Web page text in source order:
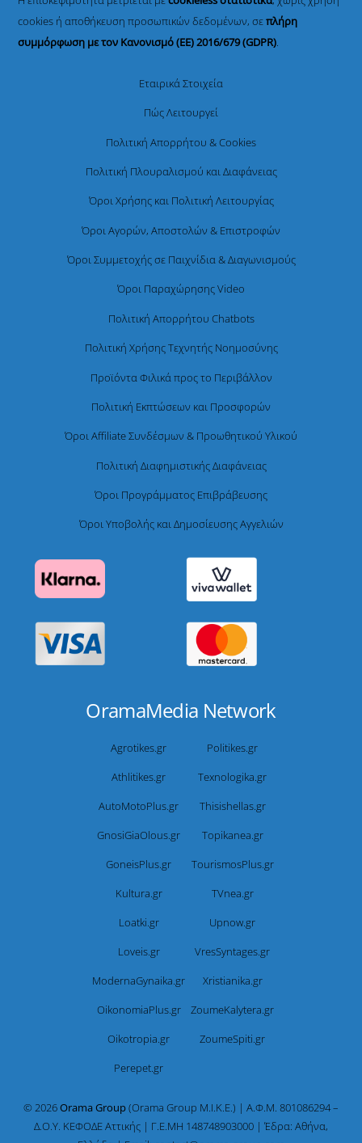
cookies ή αποθήκευση προσωπικών δεδομένων, σεπλήρη
συμμόρφωση με τον Κανονισμό (ΕΕ) 2016/679 (GDPR).
Εταιρικά Στοιχεία
Πώς Λειτουργεί
Πολιτική Απορρήτου & Cookies
Πολιτική Πλουραλισμού και Διαφάνειας
Όροι Χρήσης και Πολιτική Λειτουργίας
Όροι Αγορών, Αποστολών & Επιστροφών
Όροι Συμμετοχής σε Παιχνίδια & Διαγωνισμούς
Όροι Παραχώρησης Video
Πολιτική Απορρήτου Chatbots
Πολιτική Χρήσης Τεχνητής Νοημοσύνης
Προϊόντα Φιλικά προς το Περιβάλλον
Πολιτική Εκπτώσεων και Προσφορών
Όροι Affiliate Συνδέσμων & Προωθητικού Υλικού
Πολιτική Διαφημιστικής Διαφάνειας
Όροι Προγράμματος Επιβράβευσης
Όροι Υποβολής και Δημοσίευσης Αγγελιών
OramaMedia Network
Agrotikes.gr
Politikes.gr
Athlitikes.gr
Texnologika.gr
AutoMotoPlus.gr
Thisishellas.gr
GnosiGiaOlous.gr
Topikanea.gr
GoneisPlus.gr
TourismosPlus.gr
Kultura.gr
TVnea.gr
Loatki.gr
Upnow.gr
Loveis.gr
VresSyntages.gr
ModernaGynaika.gr
Xristianika.gr
OikonomiaPlus.gr
ZoumeKalytera.gr
Oikotropia.gr
ZoumeSpiti.gr
Perepet.gr
© 2026Orama Group(Orama Group Μ.Ι.Κ.Ε.) | Α.Φ.Μ. 801086294 –
Δ.Ο.Υ. ΚΕΦΟΔΕ Αττικής | Γ.Ε.ΜΗ 148748903000 | Έδρα: Αθήνα,